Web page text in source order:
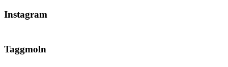
Instagram
Taggmoln